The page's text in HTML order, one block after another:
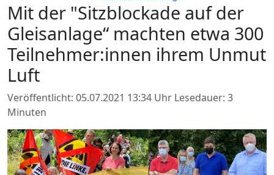
Mit der "Sitzblockade auf der
Gleisanlage“ machten etwa 300
Teilnehmer:innen ihrem Unmut
Luft
Veröffentlicht: 05.07.2021 13:34 Uhr Lesedauer: 3
Minuten